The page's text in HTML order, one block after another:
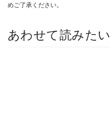
めご了承ください。
あわせて読みたい